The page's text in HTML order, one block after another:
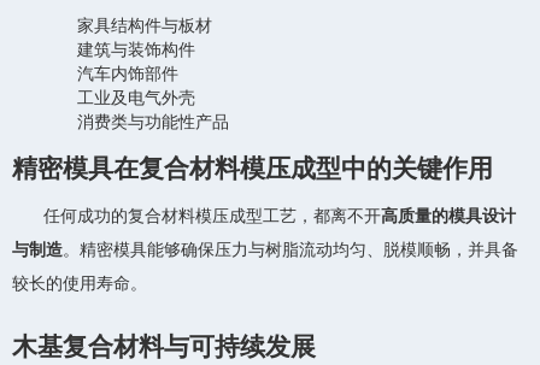
家具结构件与板材
建筑与装饰构件
汽车内饰部件
工业及电气外壳
消费类与功能性产品
精密模具在复合材料模压成型中的关键作用
任何成功的复合材料模压成型工艺，都离不开高质量的模具设计
与制造。精密模具能够确保压力与树脂流动均匀、脱模顺畅，并具备
较长的使用寿命。
木基复合材料与可持续发展